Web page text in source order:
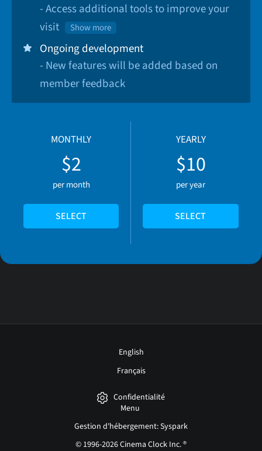
- Access additional tools to improve your
visit
Show more
Ongoing development
- New features will be added based on
member feedback
MONTHLY
$2
per month
SELECT
YEARLY
$10
per year
SELECT
English
Français
Confidentialité
Menu
Gestion d'hébergement: Syspark
© 1996-2026 Cinema Clock Inc. ®